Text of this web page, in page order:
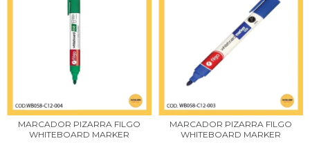
MARCADOR PIZARRA FILGO
WHITEBOARD MARKER
MARCADOR PIZARRA FILGO
WHITEBOARD MARKER